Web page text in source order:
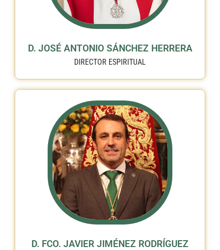
D. JOSÉ ANTONIO SÁNCHEZ HERRERA
DIRECTOR ESPIRITUAL
D. FCO. JAVIER JIMÉNEZ RODRÍGUEZ